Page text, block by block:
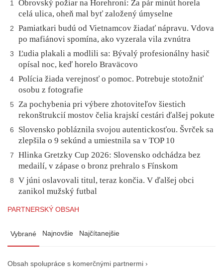
1
Obrovský požiar na Horehroní: Za pár minút horela
celá ulica, oheň mal byť založený úmyselne
2
Pamiatkari budú od Vietnamcov žiadať nápravu. Vdova
po mafiánovi spomína, ako vyzerala vila zvnútra
3
Ľudia plakali a modlili sa: Bývalý profesionálny hasič
opísal noc, keď horelo Braväcovo
4 Polícia žiada verejnosť o pomoc. Potrebuje stotožniť
osobu z fotografie
5
Za pochybenia pri výbere zhotoviteľov šiestich
rekonštrukcií mostov čelia krajskí cestári ďalšej pokute
6
Slovensko pobláznila svojou autentickosťou. Švrček sa
zlepšila o 9 sekúnd a umiestnila sa v TOP 10
7
Hlinka Gretzky Cup 2026: Slovensko odchádza bez
medailí, v zápase o bronz prehralo s Fínskom
8
V júni oslavovali titul, teraz končia. V ďalšej obci
zanikol mužský futbal
PARTNERSKÝ OBSAH
Vybrané Najnovšie Najčítanejšie
Obsah spolupráce s komerčnými partnermi ›